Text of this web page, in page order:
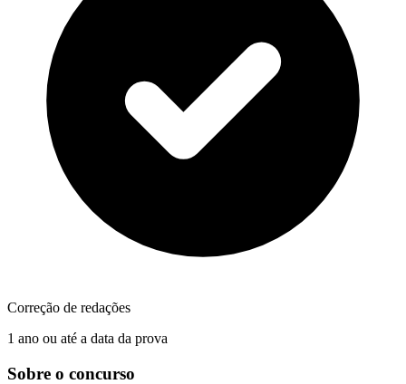
Correção de redações
1 ano ou até a data da prova
Sobre o concurso